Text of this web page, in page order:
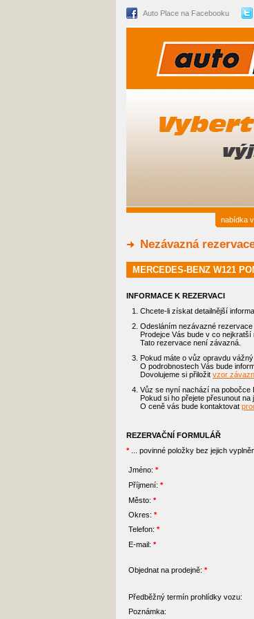
Auto Place na Facebooku
nabídka
Nezávazná
MERCEDES-BENZ W121
INFORMACE K REZERVACI
Chcete-li získat detailnější
Odesláním nezávazné rezervace
Prodejce Vás bude v co
Tato rezervace není závazná.
Pokud máte o vůz opravdu
O podrobnostech Vás bude
Dovolujeme si přiložit vzor
Vůz se nyní nachází na pobočce
Pokud si ho přejete přesunout na
O ceně vás bude kontaktovat
REZERVAČNÍ FORMULÁŘ
*... povinné položky bez jejich
Jméno: *
Příjmení: *
Město: *
Okres: *
Telefon: *
E-mail: *
Objednat na prodejně: *
Předběžný termín prohlídky vozu:
Poznámka: